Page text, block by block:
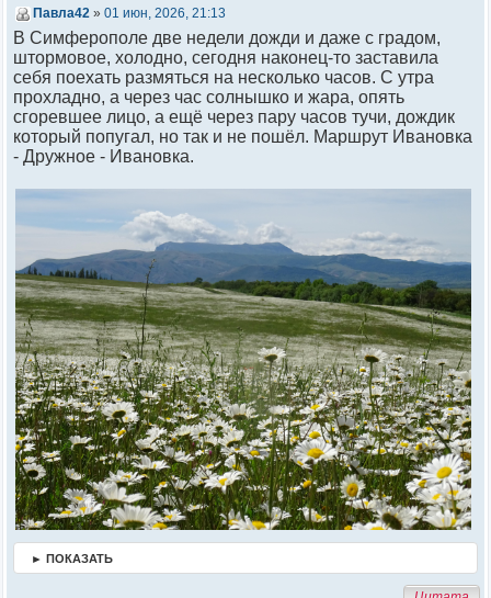
Павла42 » 01 июн, 2026, 21:13
В Симферополе две недели дожди и даже с градом,
штормовое, холодно, сегодня наконец-то заставила
себя поехать размяться на несколько часов. С утра
прохладно, а через час солнышко и жара, опять
сгоревшее лицо, а ещё через пару часов тучи, дождик
который попугал, но так и не пошёл. Маршрут Ивановка
- Дружное - Ивановка.
► ПОКАЗАТЬ